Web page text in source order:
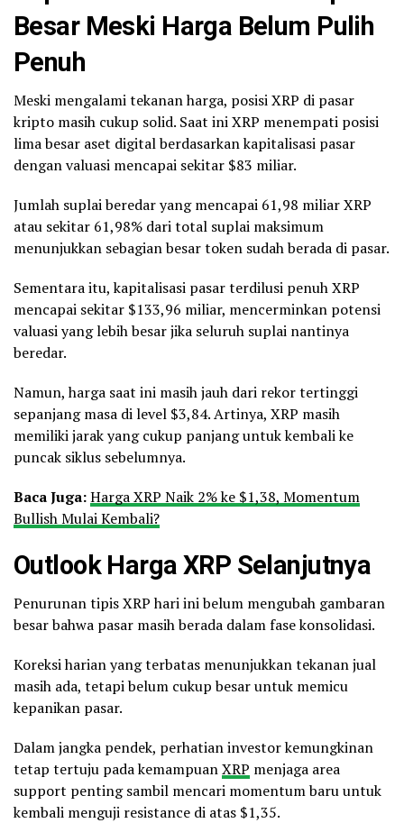
Besar Meski Harga Belum Pulih
Penuh
Meski mengalami tekanan harga, posisi XRP di pasar
kripto masih cukup solid. Saat ini XRP menempati posisi
lima besar aset digital berdasarkan kapitalisasi pasar
dengan valuasi mencapai sekitar $83 miliar.
Jumlah suplai beredar yang mencapai 61,98 miliar XRP
atau sekitar 61,98% dari total suplai maksimum
menunjukkan sebagian besar token sudah berada di pasar.
Sementara itu, kapitalisasi pasar terdilusi penuh XRP
mencapai sekitar $133,96 miliar, mencerminkan potensi
valuasi yang lebih besar jika seluruh suplai nantinya
beredar.
Namun, harga saat ini masih jauh dari rekor tertinggi
sepanjang masa di level $3,84. Artinya, XRP masih
memiliki jarak yang cukup panjang untuk kembali ke
puncak siklus sebelumnya.
Baca Juga:Harga XRP Naik 2% ke $1,38, Momentum
Bullish Mulai Kembali?
Outlook Harga XRP Selanjutnya
Penurunan tipis XRP hari ini belum mengubah gambaran
besar bahwa pasar masih berada dalam fase konsolidasi.
Koreksi harian yang terbatas menunjukkan tekanan jual
masih ada, tetapi belum cukup besar untuk memicu
kepanikan pasar.
Dalam jangka pendek, perhatian investor kemungkinan
tetap tertuju pada kemampuanXRP menjaga area
support penting sambil mencari momentum baru untuk
kembali menguji resistance di atas $1,35.